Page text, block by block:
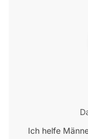
Ich helfe